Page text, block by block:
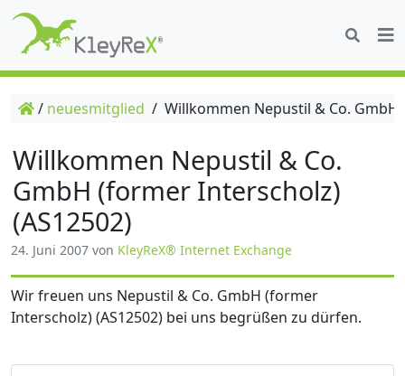
/ neuesmitglied / Willkommen Nepustil & Co.
Willkommen Nepustil & Co.
GmbH (former Interscholz)
(AS12502)
24. Juni 2007 von KleyReX® Internet Exchange
Wir freuen uns Nepustil & Co. GmbH (former
Interscholz) (AS12502) bei uns begrüßen zu dürfen.